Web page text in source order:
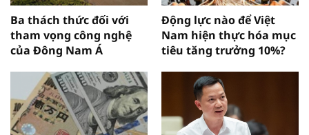
Ba thách thức đối với
tham vọng công nghệ
của Đông Nam Á
Động lực nào để Việt
Nam hiện thực hóa mục
tiêu tăng trưởng 10%?